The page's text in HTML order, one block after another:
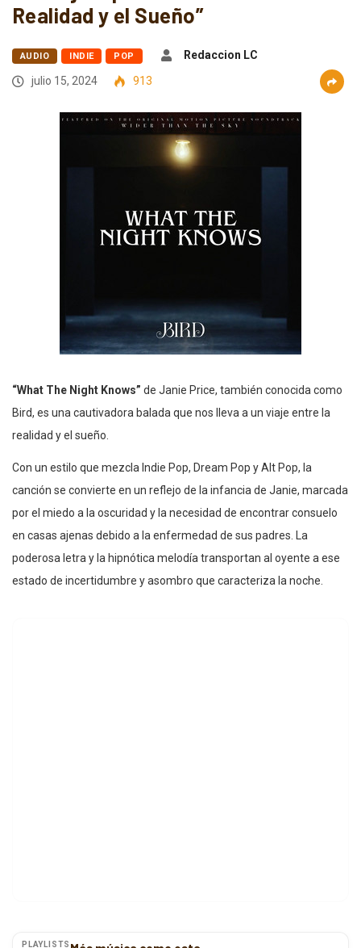
Realidad y el Sueño”
AUDIO INDIE POP
Redaccion LC
julio 15, 2024
913
“What The Night Knows” de Janie Price, también conocida como
Bird, es una cautivadora balada que nos lleva a un viaje entre la
realidad y el sueño.
Con un estilo que mezcla Indie Pop, Dream Pop y Alt Pop, la
canción se convierte en un reflejo de la infancia de Janie, marcada
por el miedo a la oscuridad y la necesidad de encontrar consuelo
en casas ajenas debido a la enfermedad de sus padres. La
poderosa letra y la hipnótica melodía transportan al oyente a ese
estado de incertidumbre y asombro que caracteriza la noche.
PLAYLISTS